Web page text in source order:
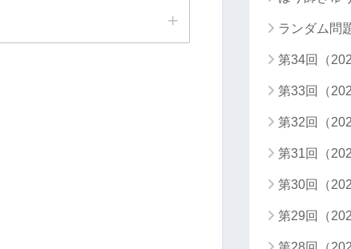
ランダム問
第34回（
第33回（
第32回（
第31回（
第30回（
第29回（